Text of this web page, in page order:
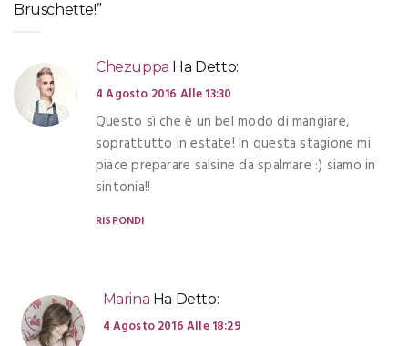
Bruschette!”
Chezuppa Ha Detto:
4 Agosto 2016 Alle 13:30
Questo sì che è un bel modo di mangiare,
soprattutto in estate! In questa stagione mi
piace preparare salsine da spalmare :) siamo in
sintonia!!
RISPONDI
Marina Ha Detto:
4 Agosto 2016 Alle 18:29